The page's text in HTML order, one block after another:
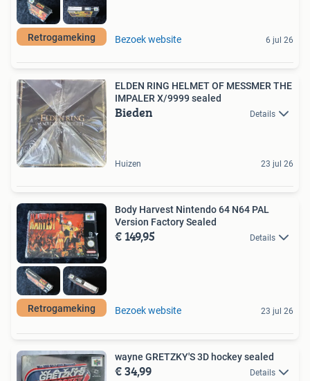
Retrogameking Bezoek website 6 jul 26
ELDEN RING HELMET OF MESSMER THE
IMPALER X/9999 sealed
Bieden Details
Huizen 23 jul 26
Retrogameking
Body Harvest Nintendo 64 N64 PAL
Version Factory Sealed
€ 149,95 Details
Bezoek website 23 jul 26
wayne GRETZKY'S 3D hockey sealed
€ 34,99 Details